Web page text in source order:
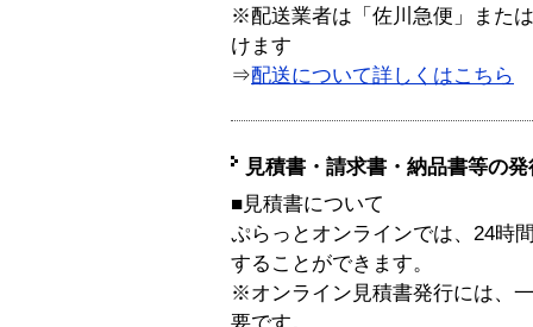
※配送業者は「佐川急便」また
けます
⇒配送について詳しくはこちら
見積書・請求書・納品書等の
■見積書について
ぷらっとオンラインでは、24時
することができます。
※オンライン見積書発行には、